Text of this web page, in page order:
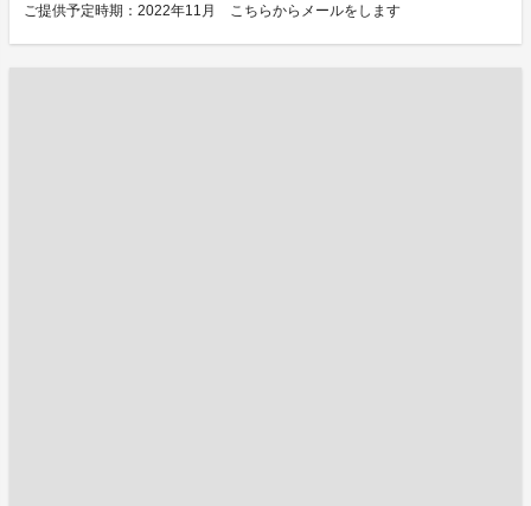
ご提供予定時期：2022年11月 こちらからメールをします